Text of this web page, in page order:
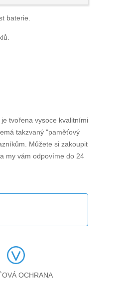
baterie.
tvořena vysoce kvalitními
takzvaný "paměťový
Můžete si zakoupit
my vám odpovíme do 24
OCHRANA